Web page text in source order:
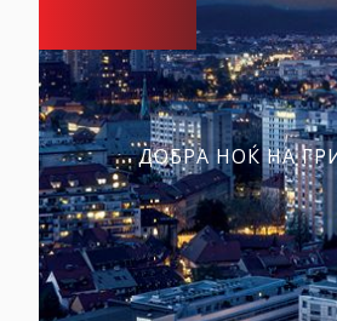
ДОБРА НОЌ НА